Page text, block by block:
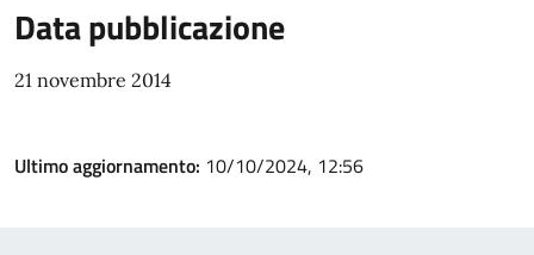
Data pubblicazione
21 novembre 2014
Ultimo aggiornamento: 10/10/2024, 12:56